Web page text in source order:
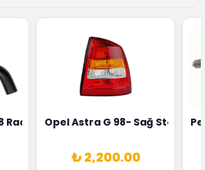
Marka 05E903018G
Radyatör Üst Hortumu Rapro Marka
Opel Astra G 98- Sağ Stop
₺ 2,200.00